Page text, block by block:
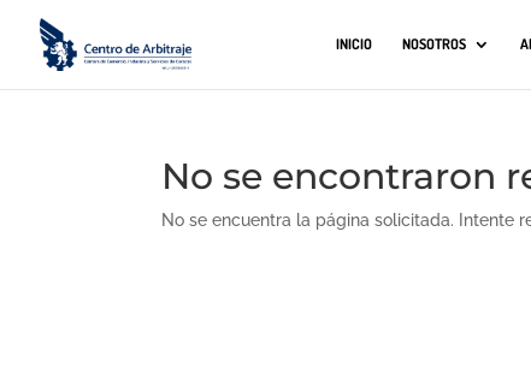
INICIO NOSOTROS
No se encontraron
No se encuentra la página solicitada. Intente